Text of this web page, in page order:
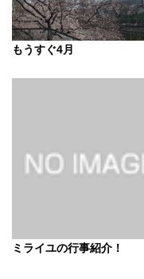
もうすぐ4月
ミライユの行事紹介！